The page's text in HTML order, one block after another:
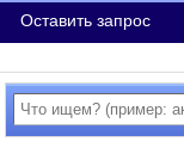
Оставить запрос